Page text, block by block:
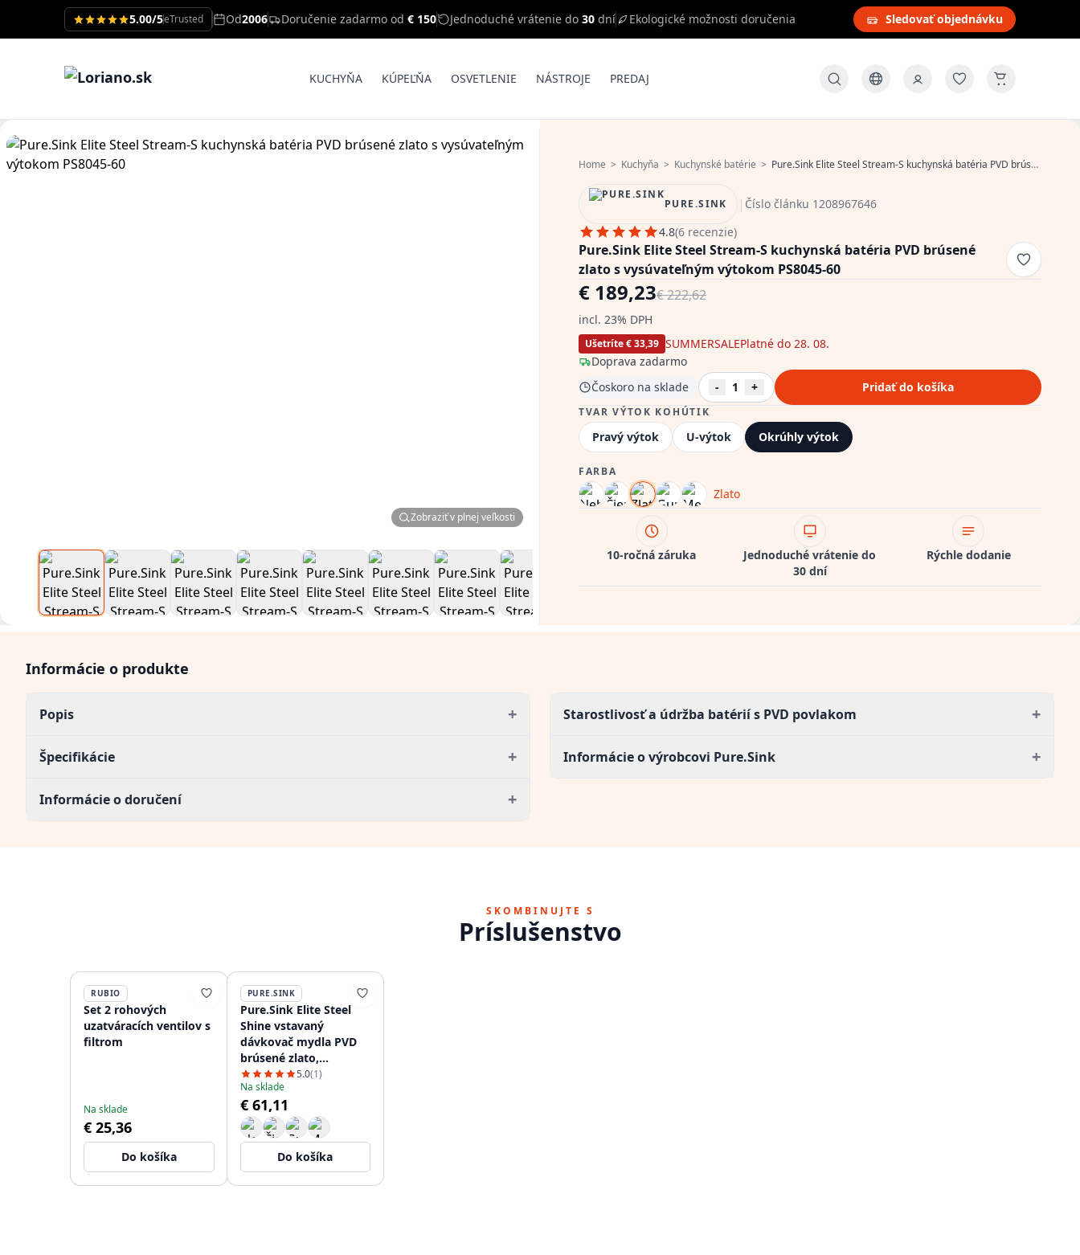
5.00/5eTrusted Od2006 Doručenie zadarmo od € 150 Jednoduché vrátenie do 30 dní Ekologické možnosti doručenia Sledovať objednávku
KUCHYŇA KÚPEĽŇA OSVETLENIE NÁSTROJE PREDAJ
Zobraziť v plnej veľkosti
Home > Kuchyňa > Kuchynské batérie > Pure.Sink Elite Steel Stream-S kuchynská batéria PVD brúsené zlato s vysúvateľným výtokom PS8045-60
PURE.SINK | Číslo článku 1208967646
4.8(6 recenzie)
Pure.Sink Elite Steel Stream-S kuchynská batéria PVD brúsené
zlato s vysúvateľným výtokom PS8045-60
€ 189,23€ 222,62
incl. 23% DPH
Ušetríte € 33,39 SUMMERSALEPlatné do 28. 08.
Doprava zadarmo
Čoskoro na sklade
- 1 + Pridať do košíka
TVAR VÝTOK KOHÚTIK
Pravý výtok U-výtok Okrúhly výtok
FARBA
Zlato
10-ročná záruka
Jednoduché vrátenie do
30 dní
Rýchle dodanie
Informácie o produkte
Popis +
Špecifikácie +
Informácie o doručení +
Starostlivosť a údržba batérií s PVD povlakom +
Informácie o výrobcovi Pure.Sink +
SKOMBINUJTE S
Príslušenstvo
RUBIO
Set 2 rohových
uzatváracích ventilov s
filtrom
Na sklade
€ 25,36
Do košíka
PURE.SINK
Pure.Sink Elite Steel
Shine vstavaný
dávkovač mydla PVD
brúsené zlato,
dopĺňateľný zhora
PS9010-60
5.0(1)
Na sklade
€ 61,11
Do košíka